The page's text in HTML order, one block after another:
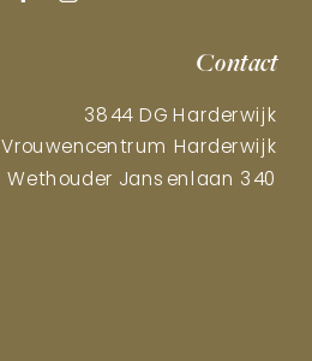
Contact
3844 DG Harderwijk
Vrouwencentrum Harderwijk
Wethouder Jansenlaan 340